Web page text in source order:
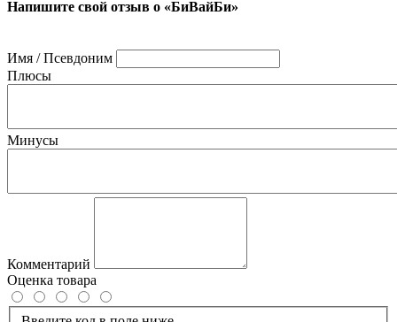
Напишите свой отзыв о «БиВайБи»
Имя / Псевдоним
Плюсы
Минусы
Комментарий
Оценка товара